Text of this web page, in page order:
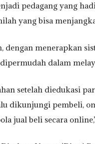
pedagang yang
yang bisa
dengan menerapkan
dalam
setelah diedukasi
dikunjungi pembeli,
jual beli secara